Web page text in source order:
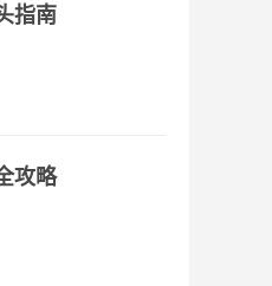
指南
攻略